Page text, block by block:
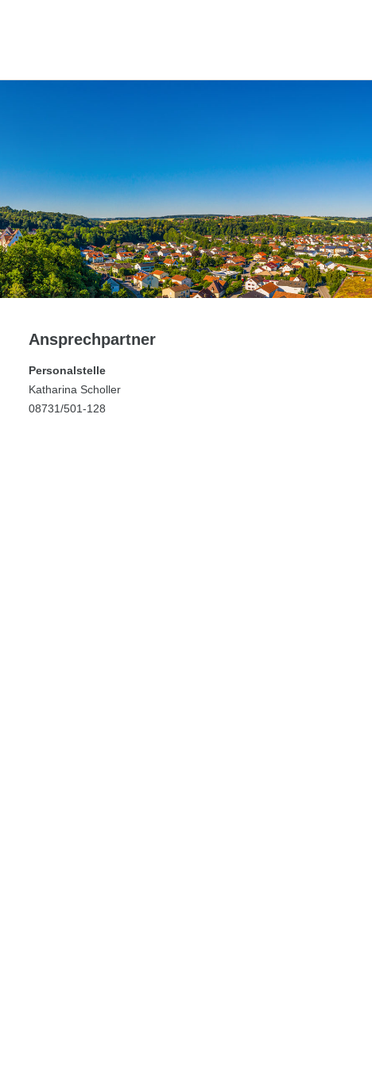
Ansprechpartner
Personalstelle
Katharina Scholler
08731/501-128